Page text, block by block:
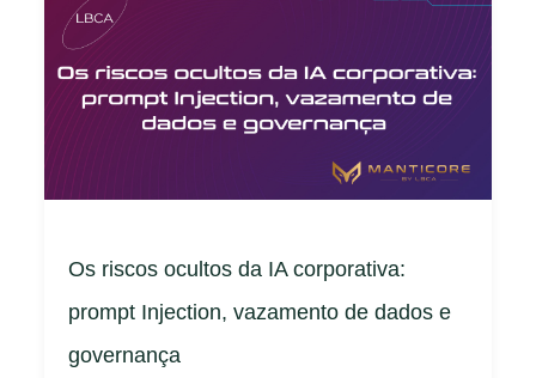
Os riscos ocultos da IA corporativa:
prompt Injection, vazamento de dados e
governança